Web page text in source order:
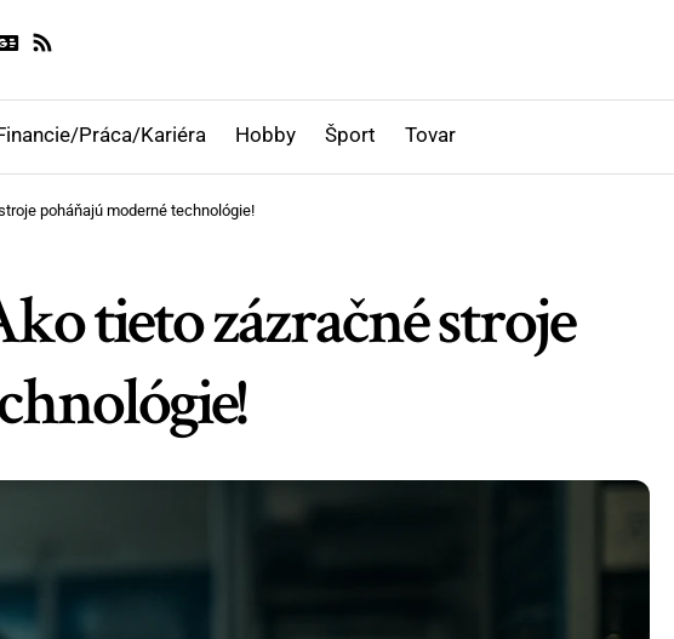
Práca/Kariéra Hobby Šport Tovar
poháňajú moderné technológie!
tieto zázračné stroje